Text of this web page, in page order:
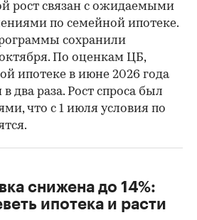
рост связан с ожидаемыми
по семейной ипотеке.
сохранили
По оценкам ЦБ,
ипотеке в июне 2026 года
два раза. Рост спроса был
что с 1 июля условия по
снижена до 14%:
ипотека и расти